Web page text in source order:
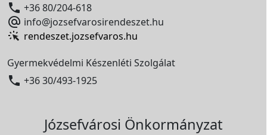
 +36 80/204-618
 info@jozsefvarosirendeszet.hu
rendeszet.jozsefvaros.hu
Gyermekvédelmi Készenléti Szolgálat
 +36 30/493-1925
Józsefvárosi Önkormányzat